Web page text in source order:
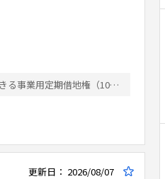
●福住･桑園通りに面ス！● ・長期間にわたり安定した収益が期待できる事業用定期借地権（10年不解約、違約金設定有）付き！ ・土地面積200坪！ ・前面道路20ｍ以上！
更新日： 2026/08/07